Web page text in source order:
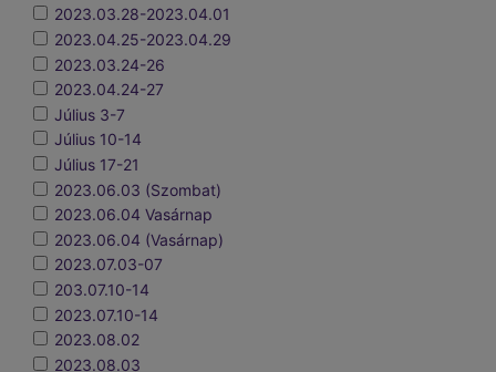
2023.03.28-2023.04.01
2023.04.25-2023.04.29
2023.03.24-26
2023.04.24-27
Július 3-7
Július 10-14
Július 17-21
2023.06.03 (Szombat)
2023.06.04 Vasárnap
2023.06.04 (Vasárnap)
2023.07.03-07
203.07.10-14
2023.07.10-14
2023.08.02
2023.08.03